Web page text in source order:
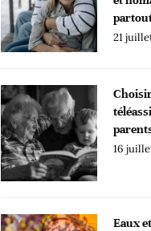
21
16
Eaux